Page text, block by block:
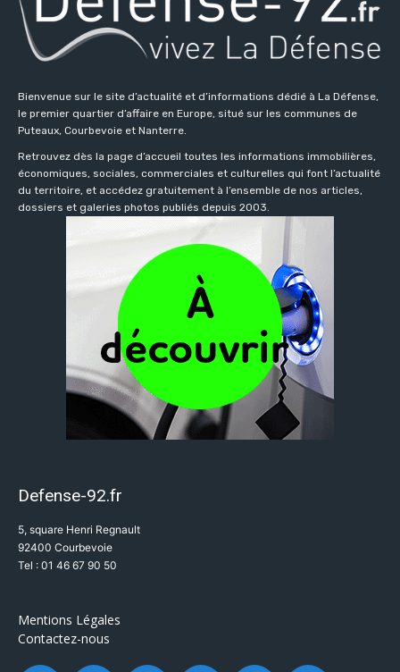
Bienvenue sur le site d’actualité et d’informations dédié à La Défense,
le premier quartier d’affaire en Europe, situé sur les communes de
Puteaux, Courbevoie et Nanterre.
Retrouvez dès la page d’accueil toutes les informations immobilières,
économiques, sociales, commerciales et culturelles qui font l’actualité
du territoire, et accédez gratuitement à l’ensemble de nos articles,
dossiers et galeries photos publiés depuis 2003.
Defense-92.fr
5, square Henri Regnault
92400 Courbevoie
Tel : 01 46 67 90 50
Mentions Légales
Contactez-nous